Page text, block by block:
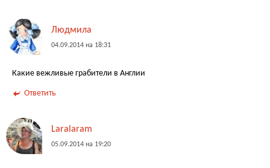
Людмила
04.09.2014 на 18:31
Какие вежливые грабители в Англии
Ответить
Laralaram
05.09.2014 на 19:20